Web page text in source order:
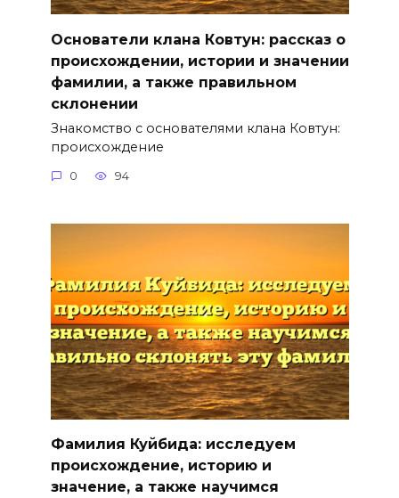
Основатели клана Ковтун: рассказ о
происхождении, истории и значении
фамилии, а также правильном
склонении
Знакомство с основателями клана Ковтун:
происхождение
0 94
Фамилия Куйбида: исследуем
происхождение, историю и
значение, а также научимся